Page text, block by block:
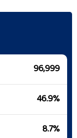
96,999
46.9%
8.7%